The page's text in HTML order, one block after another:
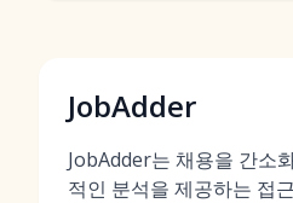
JobAdder
JobAdder는 채용을 간소
적인 분석을 제공하는 접